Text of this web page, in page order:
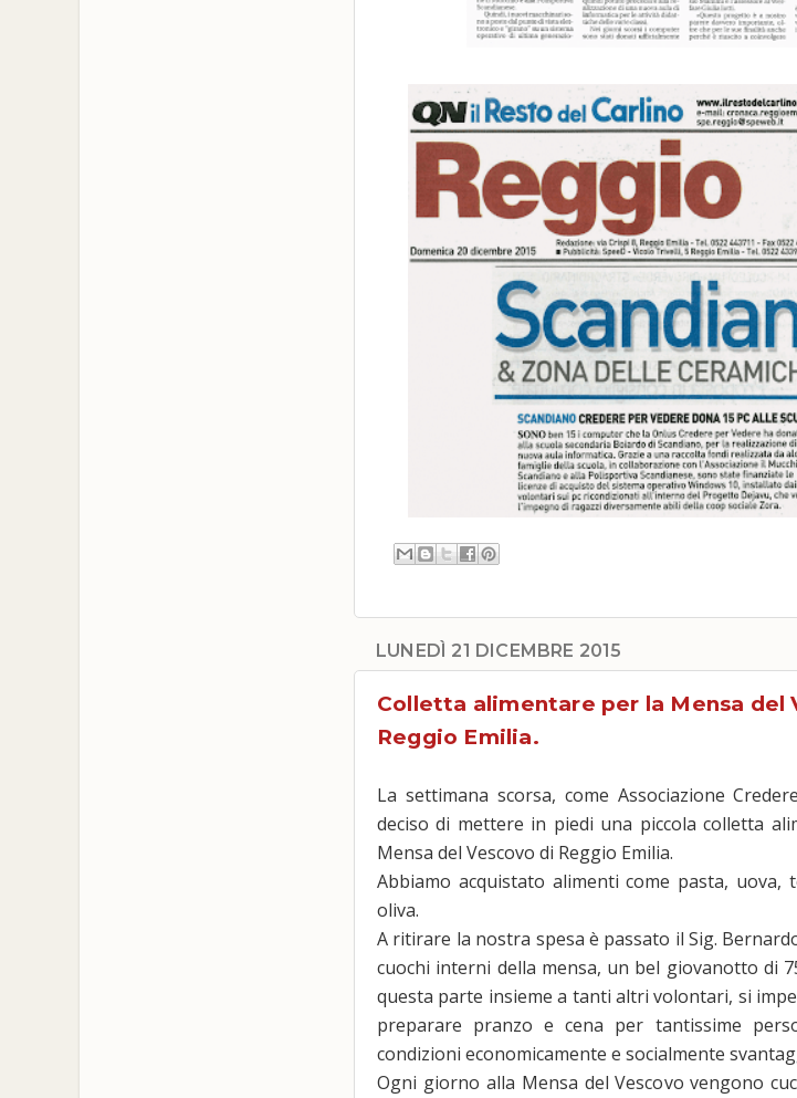
LUNEDÌ 21 DICEMBRE 2015
Colletta alimentare per la Mensa del
Reggio Emilia.
La settimana scorsa, come Associazione
deciso di mettere in piedi una piccola colletta
Mensa del Vescovo di Reggio Emilia.
Abbiamo acquistato alimenti come pasta,
oliva.
A ritirare la nostra spesa è passato il Sig.
cuochi interni della mensa, un bel giovanotto di
questa parte insieme a tanti altri volontari, si
preparare pranzo e cena per tantissime
condizioni economicamente e socialmente
Ogni giorno alla Mensa del Vescovo vengono